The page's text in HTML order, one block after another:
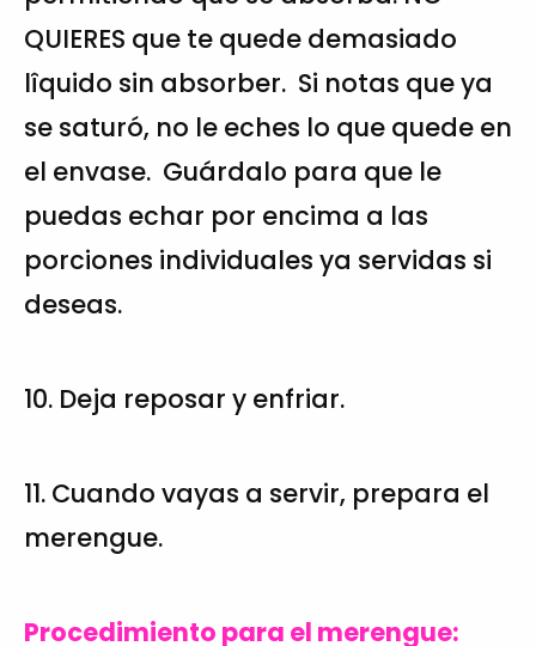
QUIERES que te quede demasiado
lîquido sin absorber. Si notas que ya
se saturó, no le eches lo que quede en
el envase. Guárdalo para que le
puedas echar por encima a las
porciones individuales ya servidas si
deseas.
10. Deja reposar y enfriar.
11. Cuando vayas a servir, prepara el
merengue.
Procedimiento para el merengue: